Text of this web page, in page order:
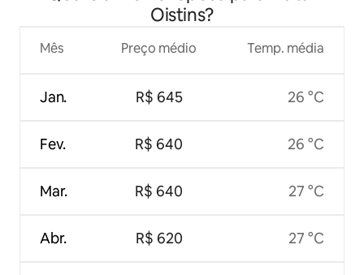
Oistins?
Mês
Jan.
Fev.
Mar.
Abr.
Preço médio
R$ 645
R$ 640
R$ 640
R$ 620
Temp. média
26 °C
26 °C
27 °C
27 °C